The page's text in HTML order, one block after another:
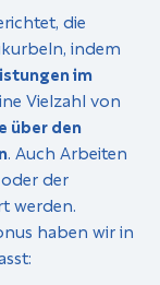
die
indem
im
Vielzahl von
über den
. Auch Arbeiten
der
werden.
haben wir in